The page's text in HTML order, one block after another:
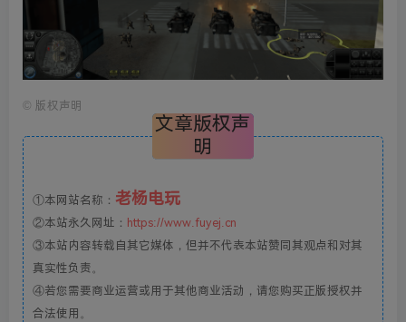
© 版权声明
文章版权声
明
①本网站名称： 老杨电玩
②本站永久网址： https://www.fuyej.cn
③本站内容转载自其它媒体，但并不代表本站赞同其观点和对其
真实性负责。
④若您需要商业运营或用于其他商业活动，请您购买正版授权并
合法使用。